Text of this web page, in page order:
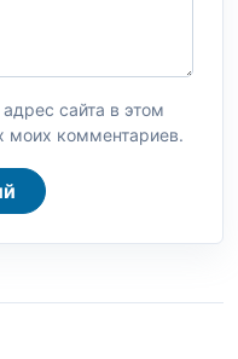
сайта в этом
моих комментариев.